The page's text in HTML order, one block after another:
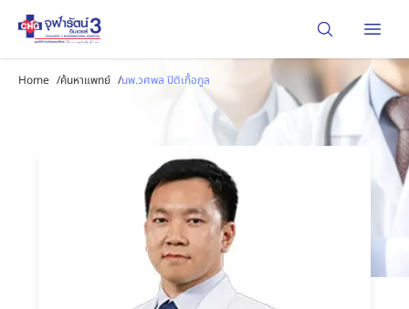
Home /ค้นหาแพทย์ /นพ.วศพล ปิติเกื้อกูล